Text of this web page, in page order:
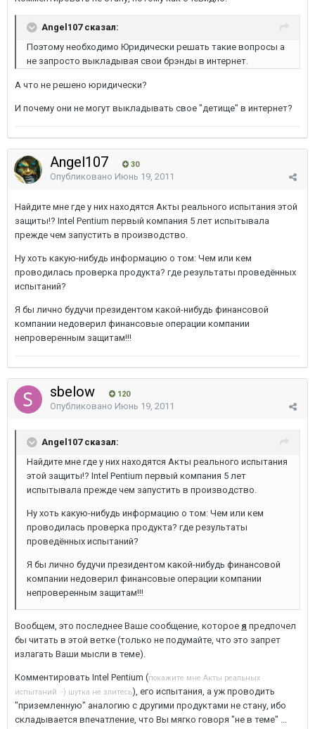
Angel107 сказал:
Поэтому необходимо Юридически решать такие вопросы а
не запросто выкладывая свои брэнды в интернет.
А что не решено юридически?
И почему они не могут выкладывать свое "детище" в интернет?
Angel107 30
Опубликовано Июнь 19, 2011
Найдите мне где у них находятся Акты реального испытания этой
защиты!? Intel Pentium первый компания 5 лет испытывала
прежде чем запустить в производство.
Ну хоть какую-нибудь информацию о том: Чем или кем
проводилась проверка продукта? где результаты проведённых
испытаний?
Я бы лично будучи президентом какой-нибудь финансовой
компании недоверил финансовые операции компании
непроверенным защитам!!!
sbelow 120
Опубликовано Июнь 19, 2011
Angel107 сказал:
Найдите мне где у них находятся Акты реального испытания
этой защиты!? Intel Pentium первый компания 5 лет
испытывала прежде чем запустить в производство.
Ну хоть какую-нибудь информацию о том: Чем или кем
проводилась проверка продукта? где результаты
проведённых испытаний?
Я бы лично будучи президентом какой-нибудь финансовой
компании недоверил финансовые операции компании
непроверенным защитам!!!
Вообщем, это последнее Ваше сообщение, которое я предпочел
бы читать в этой ветке (только не подумайте, что это запрет
излагать Ваши мысли в теме).
Комментировать Intel Pentium (покажите мне Акты реальных
испытаний :-) шутка не злитесь), его испытания, а уж проводить
"приземленную" аналогию с другими продуктами не стану, ибо
складывается впечатление, что Вы мягко говоря "не в теме" ...